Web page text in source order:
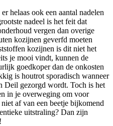
helaas ook een aantal nadelen
nadeel is het feit dat
vergen dan overige
kozijnen geverfd moeten
kozijnen is dit niet het
je mooi vindt, kunnen de
goedkoper dan de onkosten
is houtrot sporadisch wanneer
Deil gezorgd wordt. Toch is het
in je overweging om voor
af van een beetje bijkomend
uitstraling? Dan zijn